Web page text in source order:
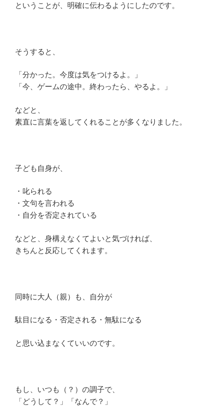
ということが、明確に伝わるようにしたのです。
そうすると、
「分かった。今度は気をつけるよ。」
「今、ゲームの途中。終わったら、やるよ。」
などと、
素直に言葉を返してくれることが多くなりました。
子ども自身が、
・叱られる
・文句を言われる
・自分を否定されている
などと、身構えなくてよいと気づければ、
きちんと反応してくれます。
同時に大人（親）も、自分が
駄目になる・否定される・無駄になる
と思い込まなくていいのです。
もし、いつも（？）の調子で、
「どうして？」「なんで？」